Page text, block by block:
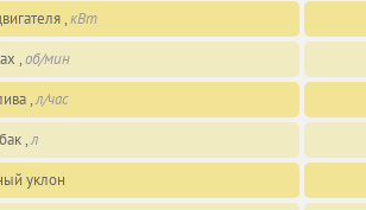
,кВт
,об/мин
,л/час
,л
уклон